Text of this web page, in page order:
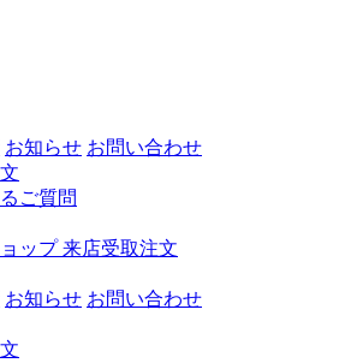
お知らせ お問い合わせ
ご質問
ップ来店受取注文
お知らせ お問い合わせ